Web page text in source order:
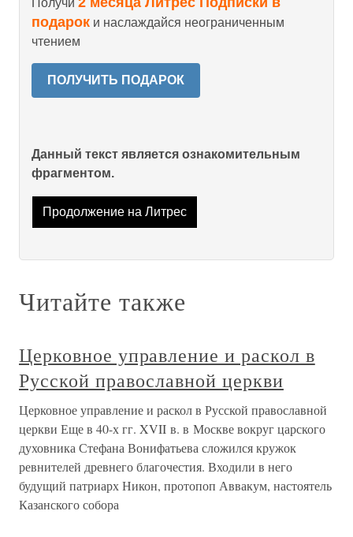
Получи
подарок и наслаждайся неограниченным
чтением
ПОЛУЧИТЬ ПОДАРОК
Данный текст является ознакомительным
фрагментом.
Продолжение на Литрес
Читайте также
Церковное управление и раскол в
Русской православной церкви
Церковное управление и раскол в Русской православной
церкви Еще в 40-х гг. XVII в. в Москве вокруг царского
духовника Стефана Вонифатьева сложился кружок
ревнителей древнего благочестия. Входили в него
будущий патриарх Никон, протопоп Аввакум, настоятель
Казанского собора